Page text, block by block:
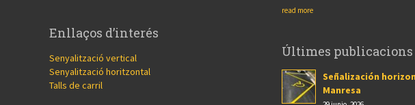
Enllaços d’interés
Senyalització vertical
Senyalització horitzontal
Talls de carril
read more
Últimes publicacions
Señalización
Manresa